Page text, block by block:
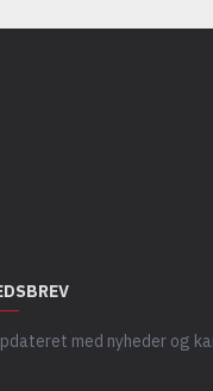
med nyheder og